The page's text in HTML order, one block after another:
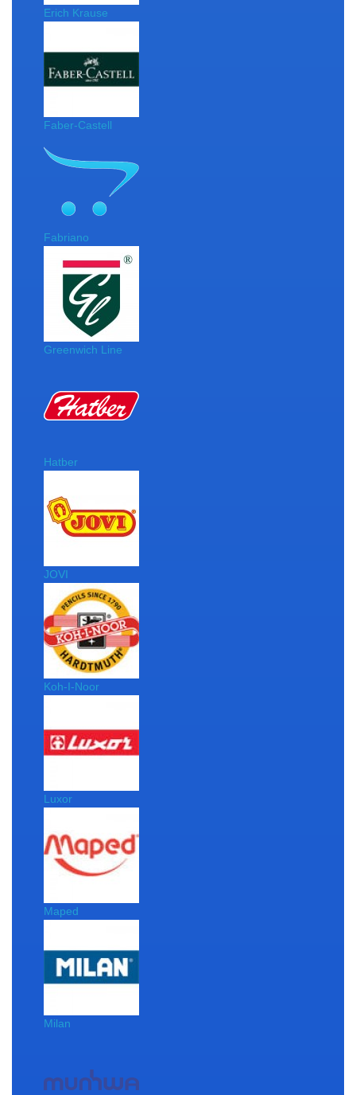
Erich Krause
Faber-Castell
Fabriano
Greenwich Line
Hatber
JOVI
Koh-I-Noor
Luxor
Maped
Milan